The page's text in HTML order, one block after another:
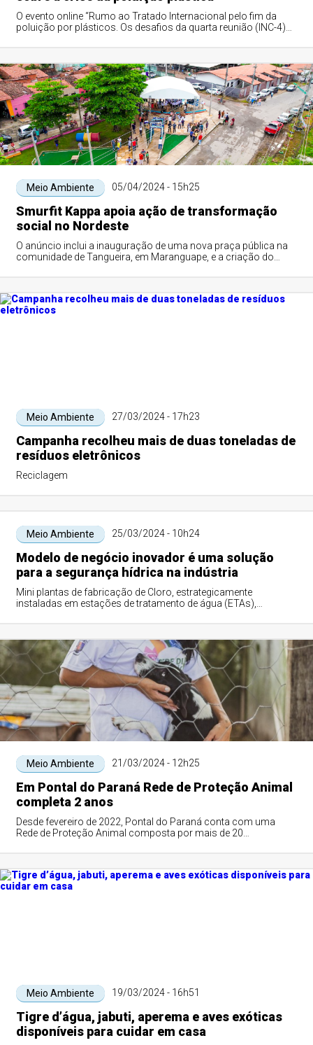
O evento online “Rumo ao Tratado Internacional pelo fim da
poluição por plásticos. Os desafios da quarta reunião (INC-4)
Meio Ambiente 05/04/2024 - 15h25
Smurfit Kappa apoia ação de transformação
social no Nordeste
O anúncio inclui a inauguração de uma nova praça pública na
comunidade de Tangueira, em Maranguape, e a criação do
Meio Ambiente 27/03/2024 - 17h23
Campanha recolheu mais de duas toneladas de
resíduos eletrônicos
Reciclagem
Meio Ambiente 25/03/2024 - 10h24
Modelo de negócio inovador é uma solução
para a segurança hídrica na indústria
Mini plantas de fabricação de Cloro, estrategicamente
instaladas em estações de tratamento de água (ETAs),
Meio Ambiente 21/03/2024 - 12h25
Em Pontal do Paraná Rede de Proteção Animal
completa 2 anos
Desde fevereiro de 2022, Pontal do Paraná conta com uma
Rede de Proteção Animal composta por mais de 20
Meio Ambiente 19/03/2024 - 16h51
Tigre d’água, jabuti, aperema e aves exóticas
disponíveis para cuidar em casa